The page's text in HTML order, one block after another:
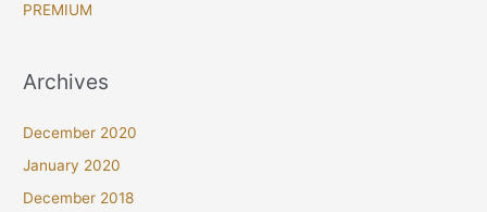
PREMIUM
Archives
December 2020
January 2020
December 2018